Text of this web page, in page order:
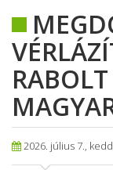
2026. július 7.,